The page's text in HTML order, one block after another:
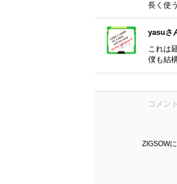
長く使
yasuさ
これは
僕も結
ZIGSOWに